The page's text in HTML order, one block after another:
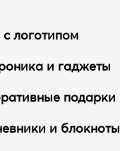
логотипом
и гаджеты
подарки
и блокноты